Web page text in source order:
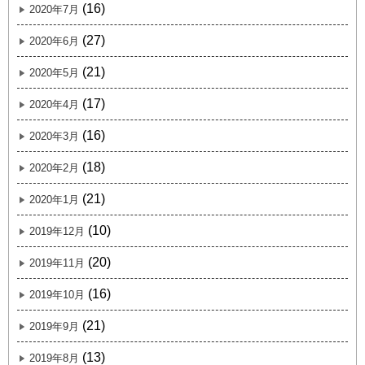
2020年7月 (16)
2020年6月 (27)
2020年5月 (21)
2020年4月 (17)
2020年3月 (16)
2020年2月 (18)
2020年1月 (21)
2019年12月 (10)
2019年11月 (20)
2019年10月 (16)
2019年9月 (21)
2019年8月 (13)